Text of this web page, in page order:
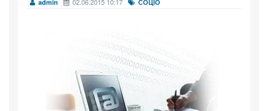
admin СОЦІО